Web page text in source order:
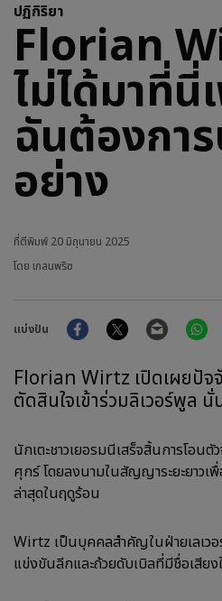
ปฏิกิริยา
Florian
ไม่ได้มาที่
ฉันต้องกา
อย่าง
ที่ตีพิมพ์ 20 มิถุนายน 2025
โดย เกลนพริซ
แบ่งปัน
FacebookTwitter Email
Florian Wirtz เปิดเผยปัจจัยกระตุ้นหลักในการ
ตัดสินใจเข้าร่วมลิเวอร์พูล
นักเตะชาวเยอรมนีเสร็จสิ้นการโอนตั
ศุกร์ โดยลงนามในสัญญาระยะยาวเ
ล่าสุดในฤดูร้อน
Wirtz เป็นบุคคลสำคัญในฝ่ายเลเวอ
แข่งขันลีกและถ้วยดับเบิลที่มีชื่อเสีย